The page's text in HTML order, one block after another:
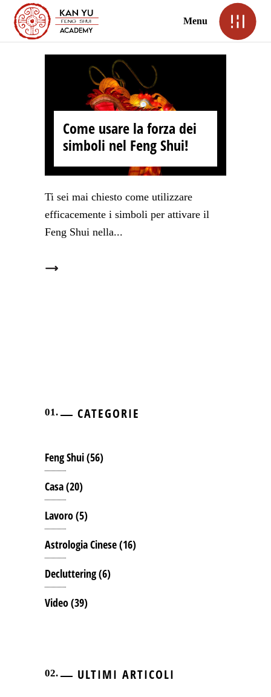
Menu
Come usare la forza dei
simboli nel Feng Shui!
Ti sei mai chiesto come utilizzare
efficacemente i simboli per attivare il
Feng Shui nella
CATEGORIE
Feng Shui(56)
Casa(20)
Lavoro(5)
Astrologia Cinese(16)
Decluttering(6)
Video(39)
ULTIMI ARTICOLI